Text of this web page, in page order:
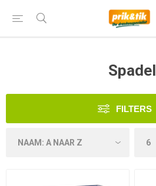
Spadel
FILTERS